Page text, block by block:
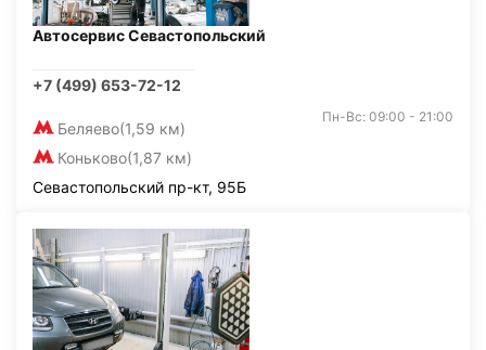
Автосервис Севастопольский
+7 (499) 653-72-12
Беляево(1,59 км)
Коньково(1,87 км)
Пн-Вс: 09:00 - 21:00
Севастопольский пр-кт, 95Б